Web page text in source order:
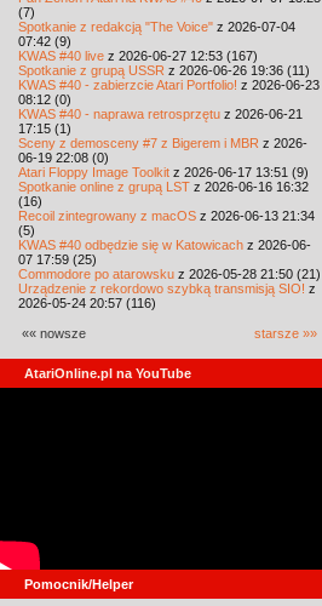
(7)
Spotkanie z redakcją "The Voice" z 2026-07-04
07:42 (9)
KWAS #40 live z 2026-06-27 12:53 (167)
Spotkanie z grupą USSR z 2026-06-26 19:36 (11)
KWAS #40 - zabierzcie Atari Portfolio! z 2026-06-23
08:12 (0)
KWAS #40 - naprawa retrosprzętu z 2026-06-21
17:15 (1)
Sceny z demosceny #7 z Bigerem i MBR z 2026-
06-19 22:08 (0)
Atari Floppy Image Toolkit z 2026-06-17 13:51 (9)
Spotkanie online z grupą LST z 2026-06-16 16:32
(16)
Recoil zintegrowany z macOS z 2026-06-13 21:34
(5)
KWAS #40 odbędzie się w Katowicach z 2026-06-
07 17:59 (25)
Commodore po atarowsku z 2026-05-28 21:50 (21)
Urządzenie z rekordowo szybką transmisją SIO! z
2026-05-24 20:57 (116)
«« nowsze starsze »»
AtariOnline.pl na YouTube
Pomocnik/Helper